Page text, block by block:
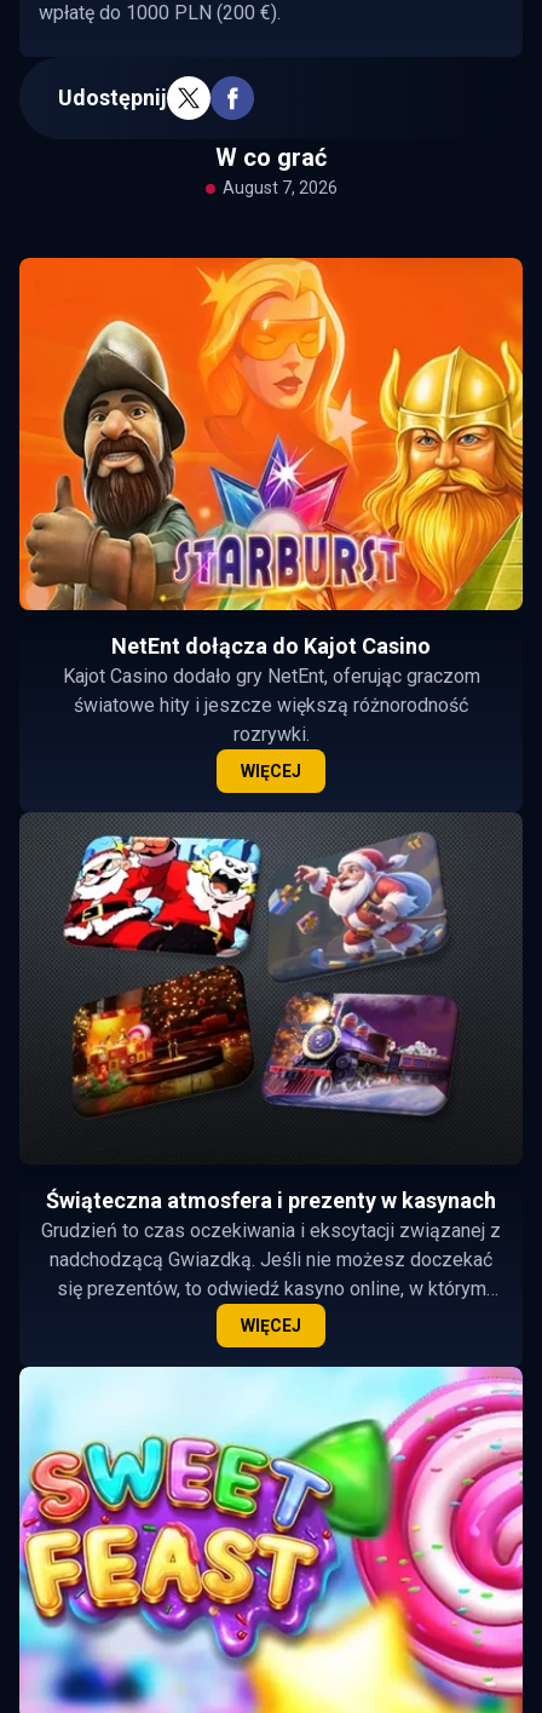
wpłatę do 1000 PLN (200 €).
Udostępnij
W co grać
August 7, 2026
NetEnt dołącza do Kajot Casino
Kajot Casino dodało gry NetEnt, oferując graczom
światowe hity i jeszcze większą różnorodność
rozrywki.
WIĘCEJ
Świąteczna atmosfera i prezenty w kasynach
Grudzień to czas oczekiwania i ekscytacji związanej z
nadchodzącą Gwiazdką. Jeśli nie możesz doczekać
się prezentów, to odwiedź kasyno online, w którym
czekają one na Ciebie już teraz!
WIĘCEJ